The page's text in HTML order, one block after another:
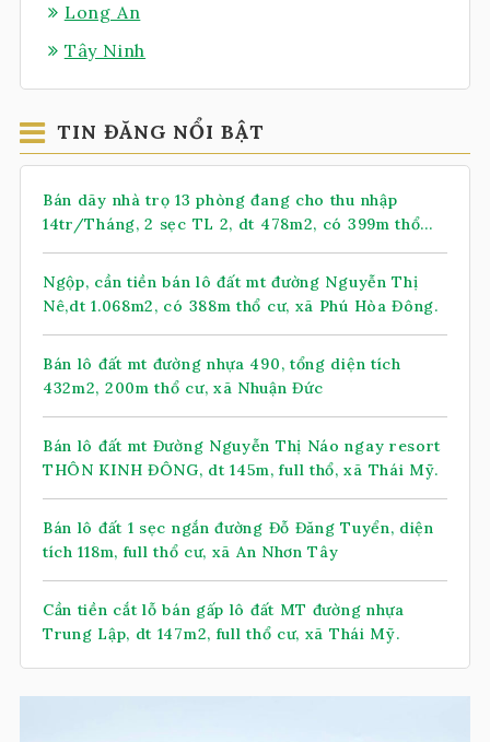
Long An
Tây Ninh
TIN ĐĂNG NỔI BẬT
Bán dãy nhà trọ 13 phòng đang cho thu nhập
14tr/Tháng, 2 sẹc TL 2, dt 478m2, có 399m thổ
cư, xã Nhuận Đức (mới)
Ngộp, cần tiền bán lô đất mt đường Nguyễn Thị
Nê,dt 1.068m2, có 388m thổ cư, xã Phú Hòa Đông.
Bán lô đất mt đường nhựa 490, tổng diện tích
432m2, 200m thổ cư, xã Nhuận Đức
Bán lô đất mt Đường Nguyễn Thị Náo ngay resort
THÔN KINH ĐÔNG, dt 145m, full thổ, xã Thái Mỹ.
Bán lô đất 1 sẹc ngắn đường Đỗ Đăng Tuyển, diện
tích 118m, full thổ cư, xã An Nhơn Tây
Cần tiền cắt lỗ bán gấp lô đất MT đường nhựa
Trung Lập, dt 147m2, full thổ cư, xã Thái Mỹ.